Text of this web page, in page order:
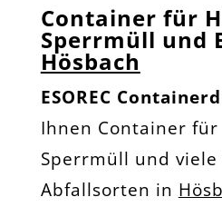
Container für
Sperrmüll und
Hösbach
ESOREC
Ihnen Container für
Sperrmüll und
Abfallsorten in